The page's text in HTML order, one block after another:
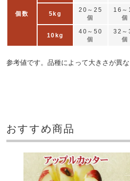
個数 5kg
20～25
個
16～
個
10kg
40～50
個
32～
個
参考値です。品種によって大きさが異な
おすすめ商品